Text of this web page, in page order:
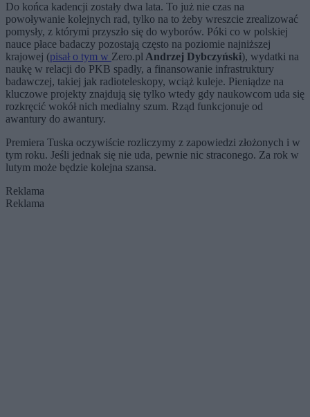
Do końca kadencji zostały dwa lata. To już nie czas na
powoływanie kolejnych rad, tylko na to żeby wreszcie zrealizować
pomysły, z którymi przyszło się do wyborów. Póki co w polskiej
nauce płace badaczy pozostają często na poziomie najniższej
krajowej (pisał o tym w Zero.pl Andrzej Dybczyński), wydatki na
naukę w relacji do PKB spadły, a finansowanie infrastruktury
badawczej, takiej jak radioteleskopy, wciąż kuleje. Pieniądze na
kluczowe projekty znajdują się tylko wtedy gdy naukowcom uda się
rozkręcić wokół nich medialny szum. Rząd funkcjonuje od
awantury do awantury.
Premiera Tuska oczywiście rozliczymy z zapowiedzi złożonych i w
tym roku. Jeśli jednak się nie uda, pewnie nic straconego. Za rok w
lutym może będzie kolejna szansa.
Reklama
Reklama